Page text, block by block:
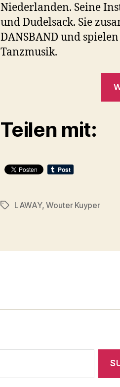
Niederlanden. Seine
und Dudelsack. Sie
DANSBAND und
Tanzmusik.
Teilen mit:
Schlagwörter
LAWAY,Wouter Kuyper